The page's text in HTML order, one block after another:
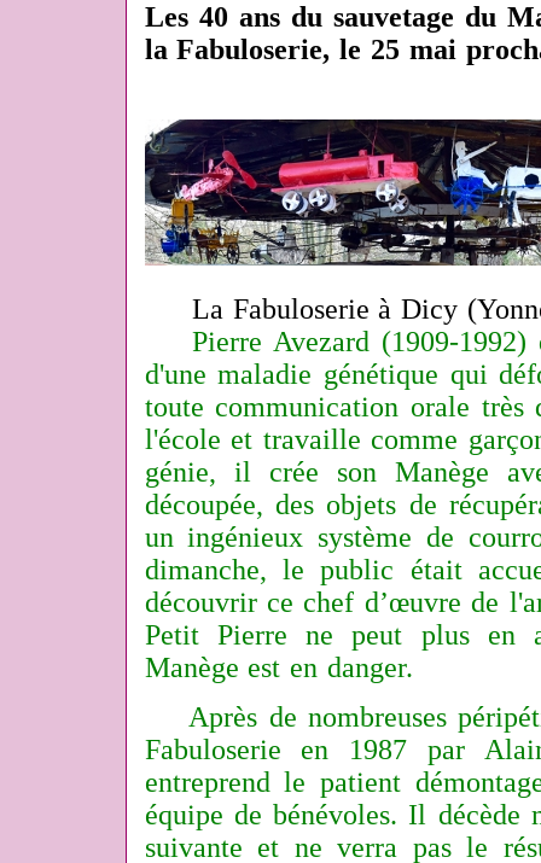
Les 40 ans du sauvetage du
la Fabuloserie, le 25 mai
La Fabuloserie à Dicy
Pierre Avezard (1909-1992)
d'une maladie génétique qui
toute communication orale
l'école et travaille comme
génie, il crée son Manège
découpée, des objets de
un ingénieux système de
dimanche, le public était
découvrir ce chef d’œuvre de
Petit Pierre ne peut plus en
Manège est en danger.
Après de nombreuses
Fabuloserie en 1987 par
entreprend le patient
équipe de bénévoles. Il décède
suivante et ne verra pas le